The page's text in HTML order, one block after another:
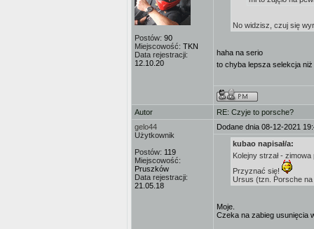
Postów: 90
Miejscowość: TKN
Data rejestracji:
12.10.20
No widzisz, czuj się
haha na serio
to chyba lepsza selekcja
Autor
RE: Czyje to porsche?
gelo44
Użytkownik
Postów: 119
Miejscowość:
Pruszków
Data rejestracji:
21.05.18
Dodane dnia 08-12-2021
kubao napisał/a:
Kolejny strzał -
Przyznać się!
Ursus (tzn. Porsche na
Moje.
Czeka na zabieg usunięcia